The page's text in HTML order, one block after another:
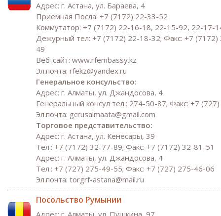
Адрес: г. Астана, ул. Бараева, 4
Приемная Посла: +7 (7172) 22-33-52
Коммутатор: +7 (7172) 22-16-18, 22-15-92, 22-17-
Дежурный тел: +7 (7172) 22-18-32; Факс: +7
49
Веб-сайт: www.rfembassy.kz
Эл.почта: rfekz@yandex.ru
Генеральное консульство:
Адрес: г. Алматы, ул. Джандосова, 4
Генеральный консул тел.: 274-50-87; Факс: +7
Эл.почта: gcrusalmaata@gmail.com
Торговое представительство:
Адрес: г. Астана, ул. Кенесары, 39
Тел.: +7 (7172) 32-77-89; Факс: +7 (7172) 32-81-51
Адрес: г. Алматы, ул. Джандосова, 4
Тел.: +7 (727) 275-49-55; Факс: +7 (727) 275-46-06
Эл.почта: torgrf-astana@mail.ru
Посольство Румынии